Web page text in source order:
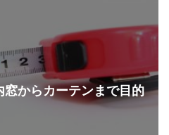
からカーテンまで目的